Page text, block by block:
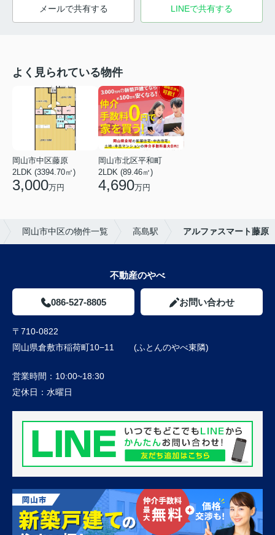
メールで共有する LINEで共有する
よく見られている物件
岡山市中区藤原
2LDK (3394.70㎡)
3,000万円
岡山市北区平和町
2LDK (89.46㎡)
4,690万円
岡山市中区の物件一覧 高島駅 アルファスマート藤原
不動産のやべ
086-527-8805 お問い合わせ
〒710-0822
岡山県倉敷市稲荷町10−11 (ふとんのやべ東隣)
営業時間： 10:00~18:30
定休日： 水曜日